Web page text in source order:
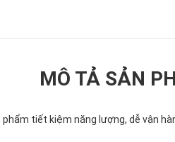
MÔ TẢ SẢN
tiết kiệm năng lượng, dễ vận